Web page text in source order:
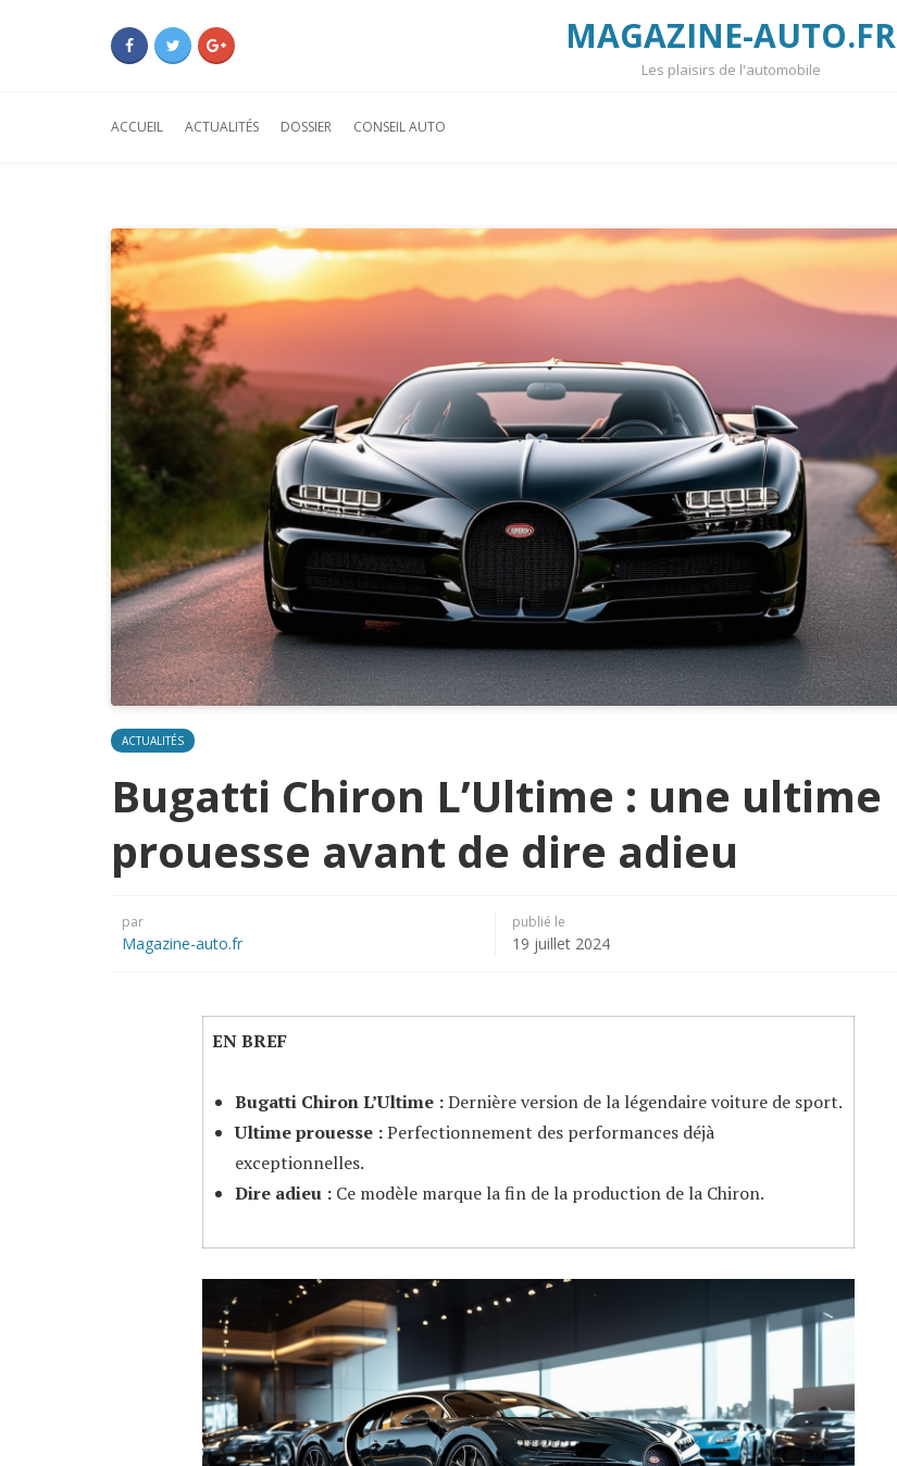
MAGAZINE-AUTO.FR
Les plaisirs de l'automobile
ACCUEIL ACTUALITÉS DOSSIER CONSEIL AUTO
ACTUALITÉS
Bugatti Chiron L’Ultime : une ultime
prouesse avant de dire adieu
par
Magazine-auto.fr
publié le
19 juillet 2024
EN BREF
Bugatti Chiron L’Ultime :Dernière version de la légendaire voiture de sport.
Ultime prouesse :Perfectionnement des performances déjà
exceptionnelles.
Dire adieu :Ce modèle marque la fin de la production de la Chiron.